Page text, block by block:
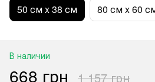
50 см x 38 см 80 см x 60
В наличии
668 грн 1 157 грн